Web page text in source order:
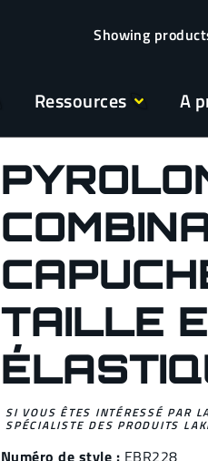
Ressources A
TAILLE
SI VOUS ÊTES INTÉRESSÉ PAR
SPÉCIALISTE DES PRODUITS
Numéro de style : EBR228